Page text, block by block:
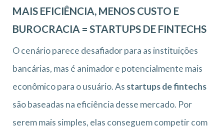
MAIS EFICIÊNCIA, MENOS CUSTO E
BUROCRACIA = STARTUPS DE FINTECHS
O cenário parece desafiador para as instituições
bancárias, mas é animador e potencialmente mais
econômico para o usuário. As startups de fintechs
são baseadas na eficiência desse mercado. Por
serem mais simples, elas conseguem competir com